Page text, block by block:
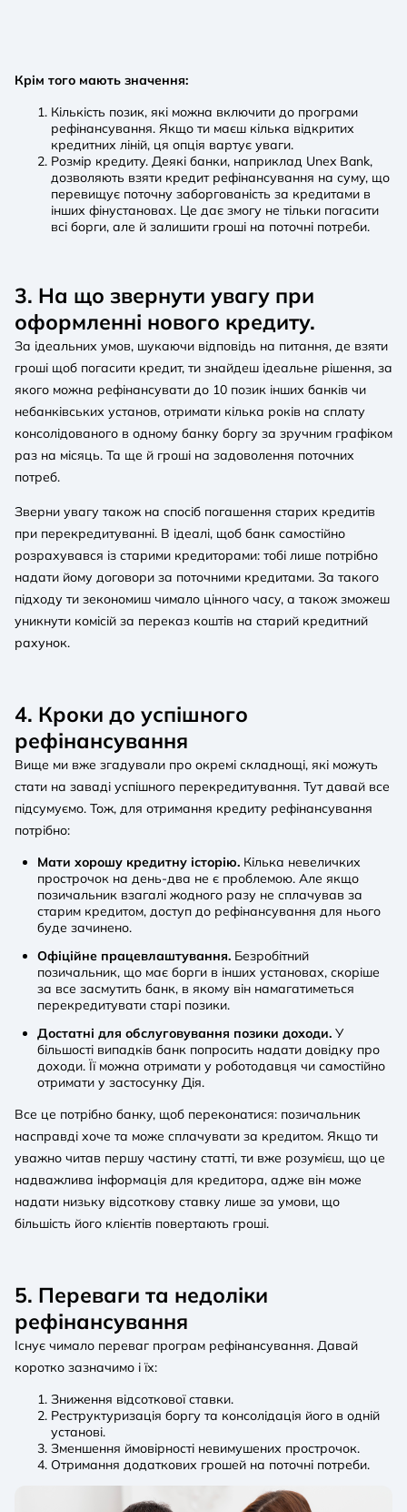
Крім того мають значення:
Кількість позик, які можна включити до програми
рефінансування. Якщо ти маєш кілька відкритих
кредитних ліній, ця опція вартує уваги.
Розмір кредиту. Деякі банки, наприклад Unex Bank,
дозволяють взяти кредит рефінансування на суму, що
перевищує поточну заборгованість за кредитами в
інших фінустановах. Це дає змогу не тільки погасити
всі борги, але й залишити гроші на поточні потреби.
3. На що звернути увагу при
оформленні нового кредиту.
За ідеальних умов, шукаючи відповідь на питання, де взяти
гроші щоб погасити кредит, ти знайдеш ідеальне рішення, за
якого можна рефінансувати до 10 позик інших банків чи
небанківських установ, отримати кілька років на сплату
консолідованого в одному банку боргу за зручним графіком
раз на місяць. Та ще й гроші на задоволення поточних
потреб.
Зверни увагу також на спосіб погашення старих кредитів
при перекредитуванні. В ідеалі, щоб банк самостійно
розрахувався із старими кредиторами: тобі лише потрібно
надати йому договори за поточними кредитами. За такого
підходу ти зекономиш чимало цінного часу, а також зможеш
уникнути комісій за переказ коштів на старий кредитний
рахунок.
4. Кроки до успішного
рефінансування
Вище ми вже згадували про окремі складнощі, які можуть
стати на заваді успішного перекредитування. Тут давай все
підсумуємо. Тож, для отримання кредиту рефінансування
потрібно:
Мати хорошу кредитну історію. Кілька невеличких
прострочок на день-два не є проблемою. Але якщо
позичальник взагалі жодного разу не сплачував за
старим кредитом, доступ до рефінансування для нього
буде зачинено.
Офіційне працевлаштування. Безробітний
позичальник, що має борги в інших установах, скоріше
за все засмутить банк, в якому він намагатиметься
перекредитувати старі позики.
Достатні для обслуговування позики доходи. У
більшості випадків банк попросить надати довідку про
доходи. Її можна отримати у роботодавця чи самостійно
отримати у застосунку Дія.
Все це потрібно банку, щоб переконатися: позичальник
насправді хоче та може сплачувати за кредитом. Якщо ти
уважно читав першу частину статті, ти вже розумієш, що це
надважлива інформація для кредитора, адже він може
надати низьку відсоткову ставку лише за умови, що
більшість його клієнтів повертають гроші.
5. Переваги та недоліки
рефінансування
Існує чимало переваг програм рефінансування. Давай
коротко зазначимо і їх:
Зниження відсоткової ставки.
Реструктуризація боргу та консолідація його в одній
установі.
Зменшення ймовірності невимушених прострочок.
Отримання додаткових грошей на поточні потреби.